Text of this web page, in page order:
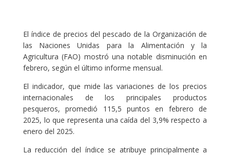
El índice de precios del pescado de la Organización de
las Naciones Unidas para la Alimentación y la
Agricultura (FAO) mostró una notable disminución en
febrero, según el último informe mensual.
El indicador, que mide las variaciones de los precios
internacionales de los principales productos
pesqueros, promedió 115,5 puntos en febrero de
2025, lo que representa una caída del 3,9% respecto a
enero del 2025.
La reducción del índice se atribuye principalmente a